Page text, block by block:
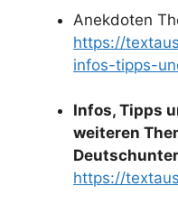
Anekdoten
https://
infos-tipps-
Infos, Tipps
weiteren
https://